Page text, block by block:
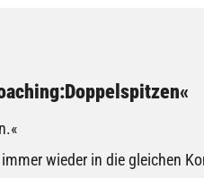
wieder in die gleichen